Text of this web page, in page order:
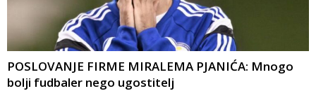
POSLOVANJE FIRME MIRALEMA PJANIĆA: Mnogo
bolji fudbaler nego ugostitelj